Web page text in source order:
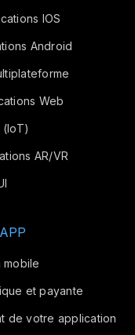
IOS
Android
Web
AR/VR
mobile
et payante
de votre application